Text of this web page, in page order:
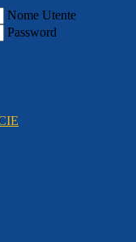
Nome Utente
Password